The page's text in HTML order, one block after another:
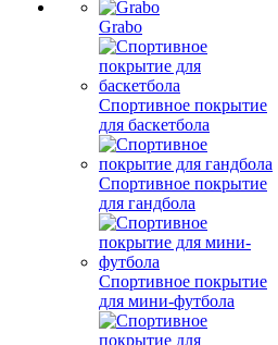
Grabo
Спортивное покрытие
для баскетбола
Спортивное покрытие
для гандбола
Спортивное покрытие
для мини-футбола